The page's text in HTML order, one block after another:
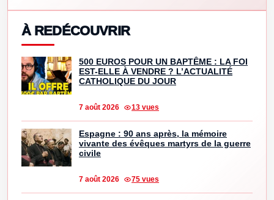
À REDÉCOUVRIR
500 EUROS POUR UN BAPTÊME : LA FOI
EST-ELLE À VENDRE ? L’ACTUALITÉ
CATHOLIQUE DU JOUR
7 août 2026 13 vues
Espagne : 90 ans après, la mémoire
vivante des évêques martyrs de la guerre
civile
7 août 2026 75 vues